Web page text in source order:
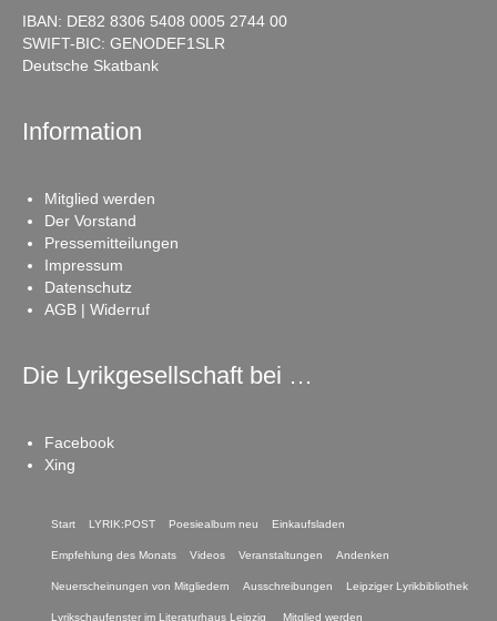
IBAN: DE82 8306 5408 0005 2744 00
SWIFT-BIC: GENODEF1SLR
Deutsche Skatbank
Information
Mitglied werden
Der Vorstand
Pressemitteilungen
Impressum
Datenschutz
AGB | Widerruf
Die Lyrikgesellschaft bei …
Facebook
Xing
Start LYRIK:POST Poesiealbum neu Einkaufsladen
Empfehlung des Monats Videos Veranstaltungen Andenken
Neuerscheinungen von Mitgliedern Ausschreibungen Leipziger Lyrikbibliothek
Lyrikschaufenster im Literaturhaus Leipzig Mitglied werden